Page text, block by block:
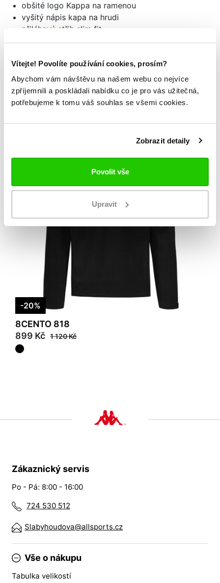
Vítejte! Povolíte používání cookies, prosím?
Abychom vám návštěvu na našem webu co nejvíce
zpříjemnili a poskládali nabídku co je pro vás užitečná,
potřebujeme k tomu váš souhlas se všemi cookies.
Zobrazit detaily
Povolit vše
Upravit
obšité logo Kappa na ramenou
vyšitý nápis kapa na hrudi
přiléhavý střih slim fit
materiál: 100% polyester
Mohlo by se vám
TAKÉ LÍBIT
-20%
8CENTO 818
899 Kč 1 120 Kč
Zákaznický servis
Po - Pá: 8:00 - 16:00
724 530 512
Slabyhoudova@allsports.cz
Vše o nákupu
Tabulka velikostí